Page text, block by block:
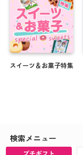
スイーツ＆お菓子特集
検索メニュー